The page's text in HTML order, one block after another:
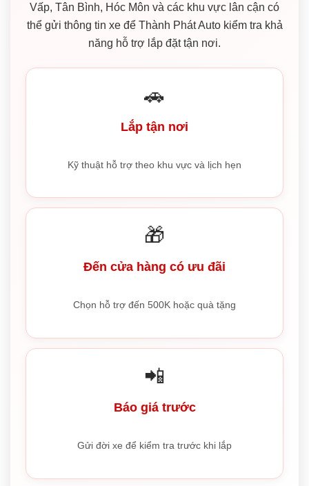
Vấp, Tân Bình, Hóc Môn và các khu vực lân cận có
thể gửi thông tin xe để Thành Phát Auto kiểm tra khả
năng hỗ trợ lắp đặt tận nơi.
🚗
Lắp tận nơi
Kỹ thuật hỗ trợ theo khu vực và lịch hẹn
🎁
Đến cửa hàng có ưu đãi
Chọn hỗ trợ đến 500K hoặc quà tặng
📲
Báo giá trước
Gửi đời xe để kiểm tra trước khi lắp